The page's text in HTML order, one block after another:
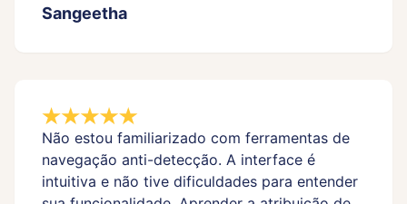
Sangeetha
Não estou familiarizado com ferramentas de
navegação anti-detecção. A interface é
intuitiva e não tive dificuldades para entender